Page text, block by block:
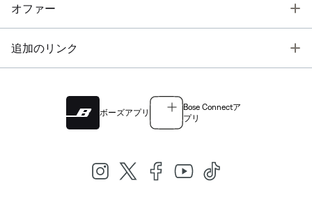
オファー
追加のリンク
ボーズアプリ
Bose Connectア
プリ